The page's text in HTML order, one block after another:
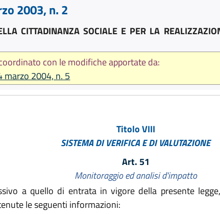
2003, n. 2
CITTADINANZA SOCIALE E PER LA
con le modifiche apportate da:
marzo 2004, n. 5
Titolo VIII
SISTEMA DI VERIFICA E DI VALUTAZIONE
Art. 51
Monitoraggio ed analisi d'impatto
a quello di entrata in vigore della presente
le seguenti informazioni: